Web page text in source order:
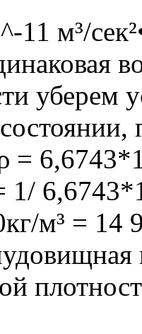
м³/
уберем
=
1/
м³ = 14